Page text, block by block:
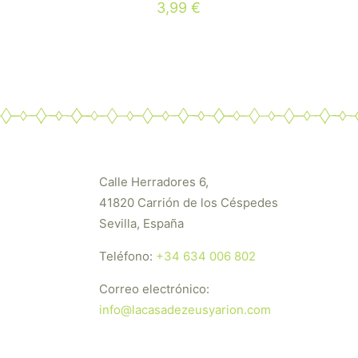
3,99 €
Calle Herradores 6,
41820 Carrión de los Céspedes
Sevilla, España
Teléfono: +34 634 006 802
Correo electrónico:
info@lacasadezeusyarion.com